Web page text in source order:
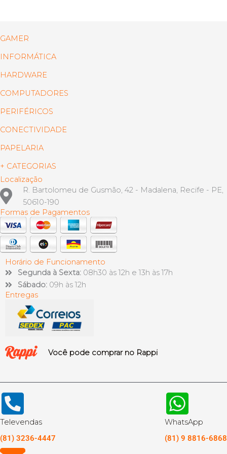
GAMER
INFORMÁTICA
HARDWARE
COMPUTADORES
PERIFÉRICOS
CONECTIVIDADE
PAPELARIA
+ CATEGORIAS
Localização
R. Bartolomeu de Gusmão, 42 - Madalena, Recife - PE,
50610-190
Formas de Pagamentos
Horário de Funcionamento
Segunda à Sexta: 08h30 às 12h e 13h às 17h
Sábado: 09h às 12h
Entregas
Você pode comprar no Rappi
Televendas
(81) 3236-4447
WhatsApp
(81) 9 8816-6868